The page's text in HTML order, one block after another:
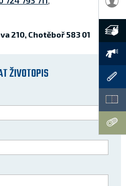
210, Chotěboř 583 01
ŽIVOTOPIS